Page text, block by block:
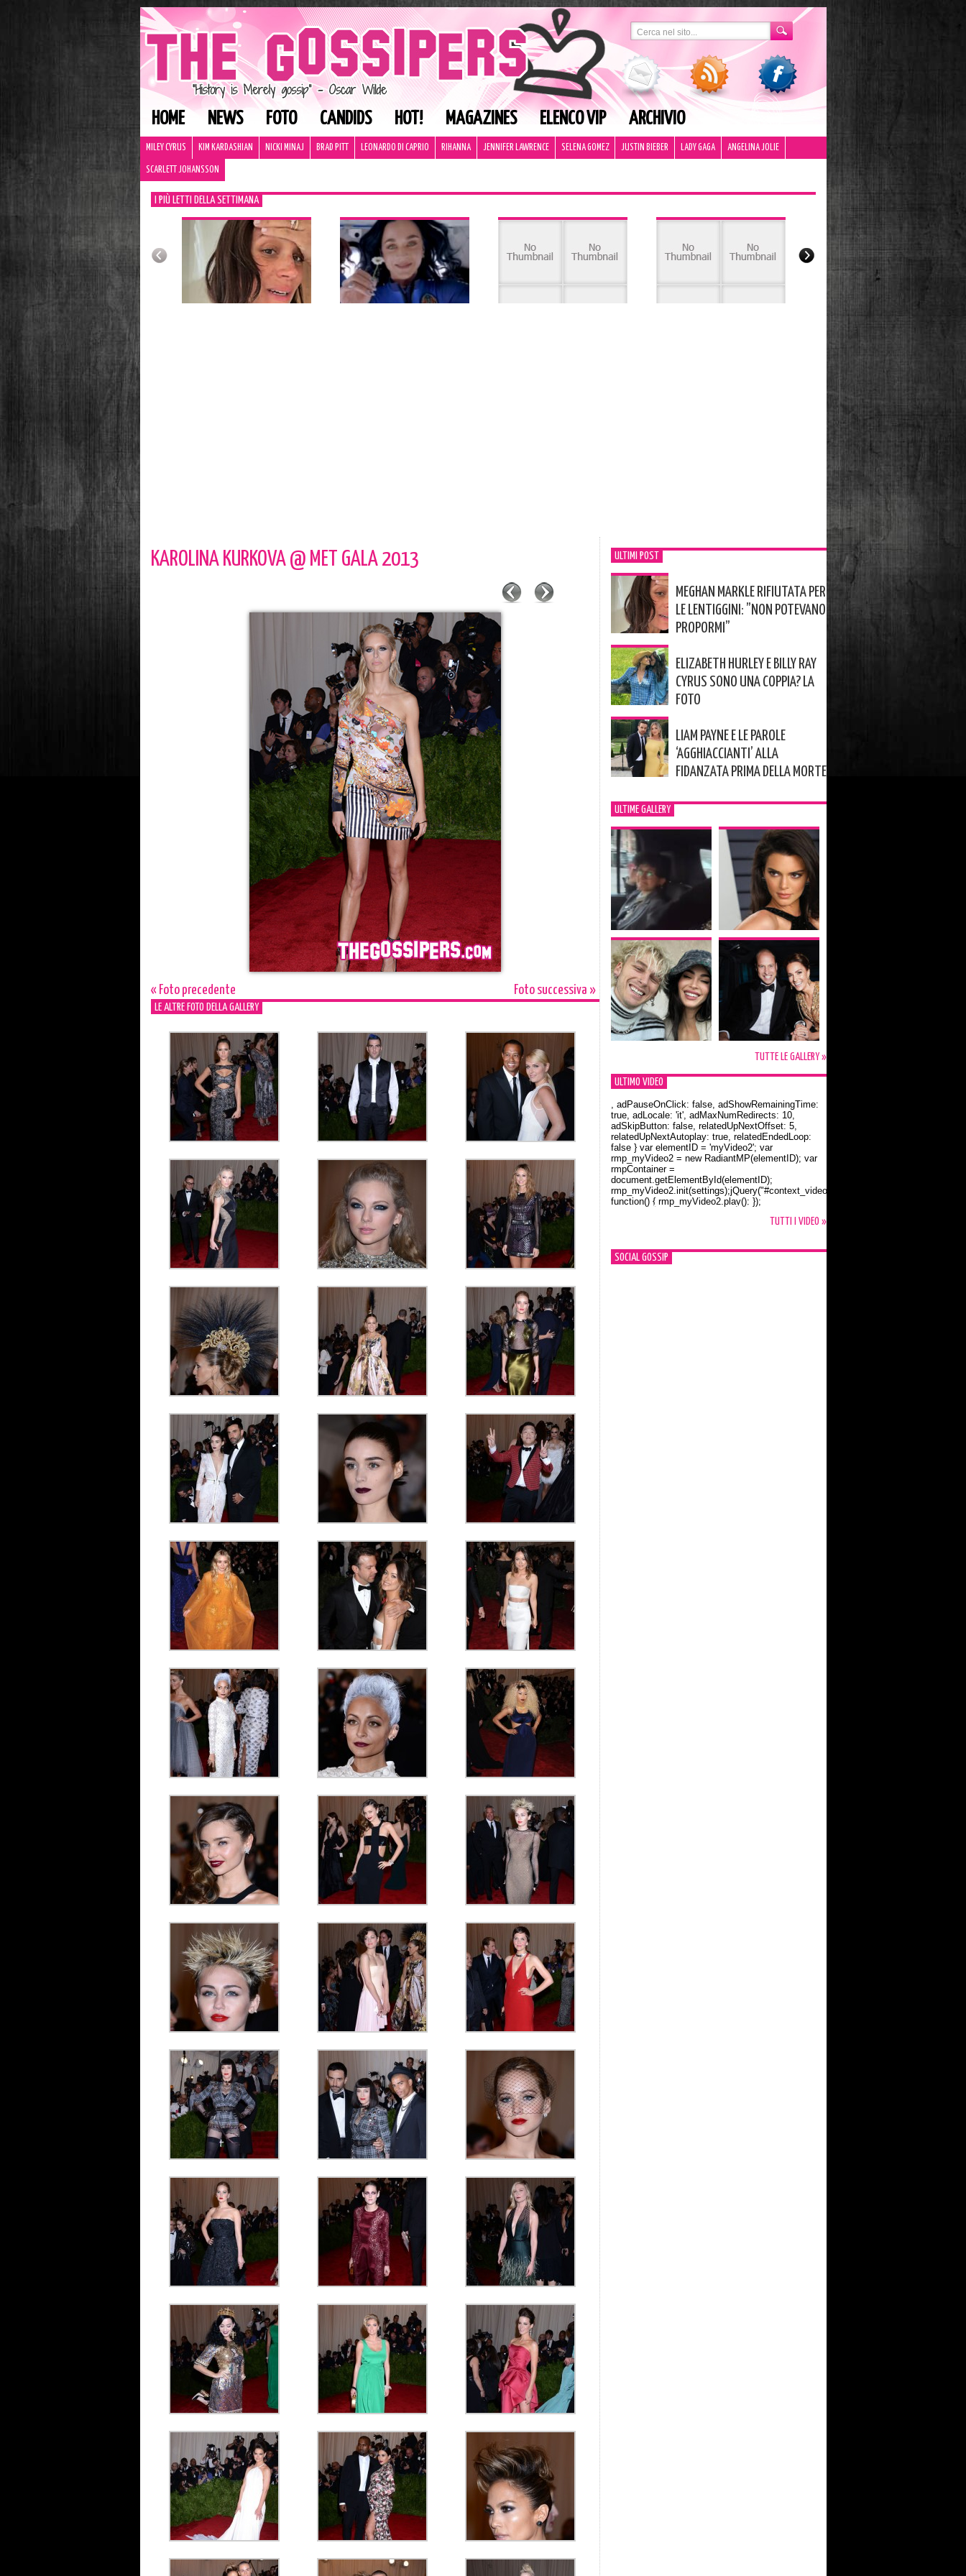
HOME NEWS FOTO CANDIDS HOT! MAGAZINES ELENCO VIP ARCHIVIO
MILEY CYRUS KIM KARDASHIAN NICKI MINAJ BRAD PITT LEONARDO DI CAPRIO RIHANNA JENNIFER LAWRENCE SELENA GOMEZ JUSTIN BIEBER LADY GAGA ANGELINA JOLIE
SCARLETT JOHANSSON
I PIÙ LETTI DELLA SETTIMANA
KAROLINA KURKOVA @ MET GALA 2013
« Foto precedente Foto successiva »
LE ALTRE FOTO DELLA GALLERY
ULTIMI POST
MEGHAN MARKLE RIFIUTATA PER
LE LENTIGGINI: ”NON POTEVANO
PROPORMI”
ELIZABETH HURLEY E BILLY RAY
CYRUS SONO UNA COPPIA? LA
FOTO
LIAM PAYNE E LE PAROLE
‘AGGHIACCIANTI’ ALLA
FIDANZATA PRIMA DELLA MORTE
ULTIME GALLERY
TUTTE LE GALLERY »
ULTIMO VIDEO
Orlando Bloom e la t-shirt dedicata a Flynn
, adPauseOnClick: false, adShowRemainingTime:
true, adLocale: 'it', adMaxNumRedirects: 10,
adSkipButton: false, relatedUpNextOffset: 5,
relatedUpNextAutoplay: true, relatedEndedLoop:
false } var elementID = 'myVideo2'; var
rmp_myVideo2 = new RadiantMP(elementID); var
rmpContainer =
document.getElementById(elementID);
rmp_myVideo2.init(settings);jQuery("#context_video2").one("mouseover",
function() { rmp_myVideo2.play(); });
TUTTI I VIDEO »
SOCIAL GOSSIP